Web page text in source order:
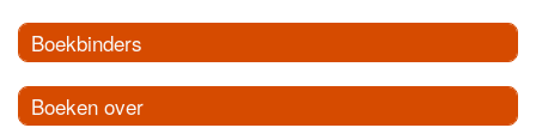
Boekbinders
Boeken over